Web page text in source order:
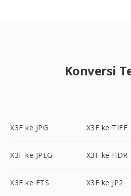
Konversi
X3F ke JPG X3F ke TIFF
X3F ke JPEG X3F ke HDR
X3F ke FTS X3F ke JP2